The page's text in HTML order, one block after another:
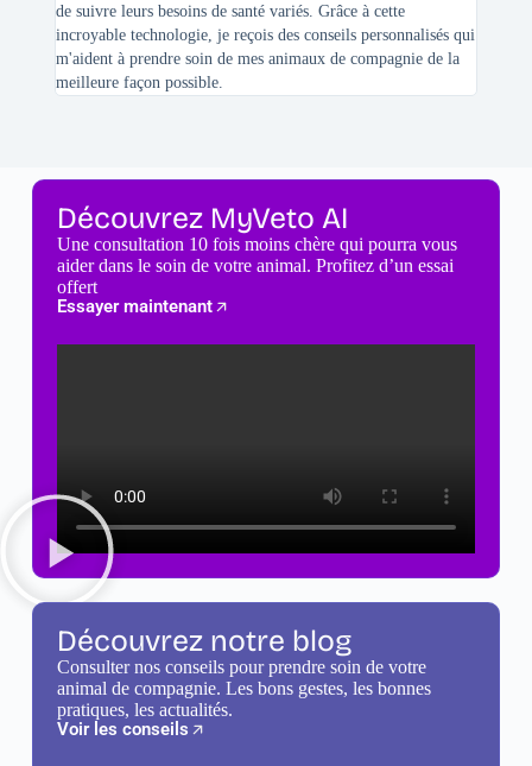
de suivre leurs besoins de santé variés. Grâce à cette
incroyable technologie, je reçois des conseils personnalisés qui
m'aident à prendre soin de mes animaux de compagnie de la
meilleure façon possible.
Découvrez MyVeto AI
Une consultation 10 fois moins chère qui pourra vous
aider dans le soin de votre animal. Profitez d’un essai
offert
Essayer maintenant
Découvrez notre blog
Consulter nos conseils pour prendre soin de votre
animal de compagnie. Les bons gestes, les bonnes
pratiques, les actualités.
Voir les conseils